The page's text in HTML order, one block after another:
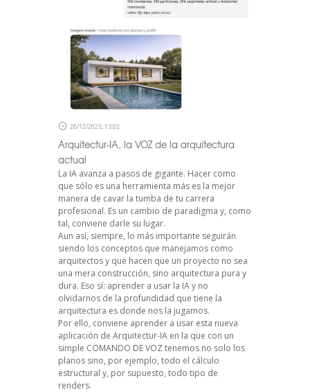
28/12/2025, 13:02
Arquitectur-IA, la VOZ de la arquitectura
actual
La IA avanza a pasos de gigante. Hacer como
que sólo es una herramienta más es la mejor
manera de cavar la tumba de tu carrera
profesional. Es un cambio de paradigma y, como
tal, conviene darle su lugar.
Aun así, siempre, lo más importante seguirán
siendo los conceptos que manejamos como
arquitectos y que hacen que un proyecto no sea
una mera construcción, sino arquitectura pura y
dura. Eso sí: aprender a usar la IA y no
olvidarnos de la profundidad que tiene la
arquitectura es donde nos la jugamos.
Por ello, conviene aprender a usar esta nueva
aplicación de Arquitectur-IA en la que con un
simple COMANDO DE VOZ tenemos no solo los
planos sino, por ejemplo, todo el cálculo
estructural y, por supuesto, todo tipo de
renders.